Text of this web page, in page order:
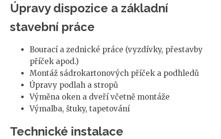
Úpravy dispozice a základní
stavební práce
Bourací a zednické práce (vyzdívky, přestavby
příček apod.)
Montáž sádrokartonových příček a podhledů
Úpravy podlah a stropů
Výměna oken a dveří včetně montáže
Výmalba, štuky, tapetování
Technické instalace